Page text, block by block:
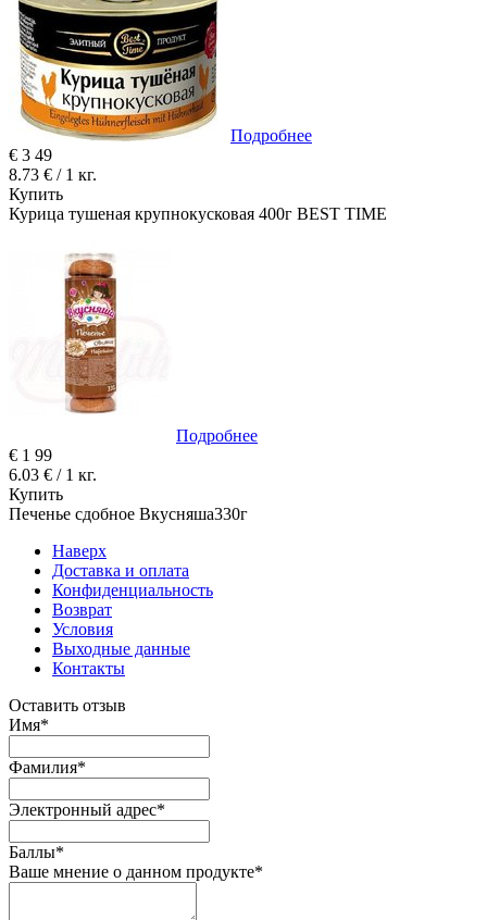
Подробнее
€ 3 49
8.73 € / 1 кг.
Купить
Курица тушеная крупнокусковая 400г BEST TIME
Подробнее
€ 1 99
6.03 € / 1 кг.
Купить
Печенье сдобное Вкусняша330г
Наверх
Доставка и оплата
Конфиденциальность
Возврат
Условия
Выходные данные
Контакты
Оставить отзыв
Имя*
Фамилия*
Электронный адрес*
Баллы*
Ваше мнение о данном продукте*